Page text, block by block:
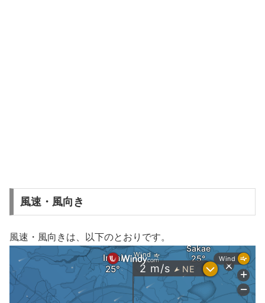
風速・風向き
風速・風向きは、以下のとおりです。